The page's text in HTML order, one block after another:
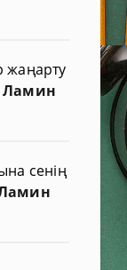
жаңарту
Ламин
сенің